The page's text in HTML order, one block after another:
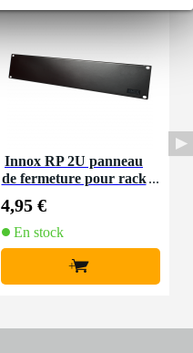
Innox RP 2U panneau
de fermeture pour rack
4,95 €
En stock
+